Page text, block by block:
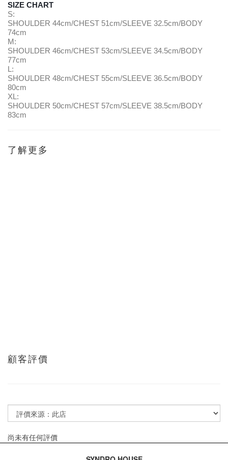
SIZE CHART
S:
SHOULDER 44cm/CHEST 51cm/SLEEVE 32.5cm/BODY
74cm
M:
SHOULDER 46cm/CHEST 53cm/SLEEVE 34.5cm/BODY
77cm
L:
SHOULDER 48cm/CHEST 55cm/SLEEVE 36.5cm/BODY
80cm
XL:
SHOULDER 50cm/CHEST 57cm/SLEEVE 38.5cm/BODY
83cm
了解更多
顧客評價
尚未有任何評價